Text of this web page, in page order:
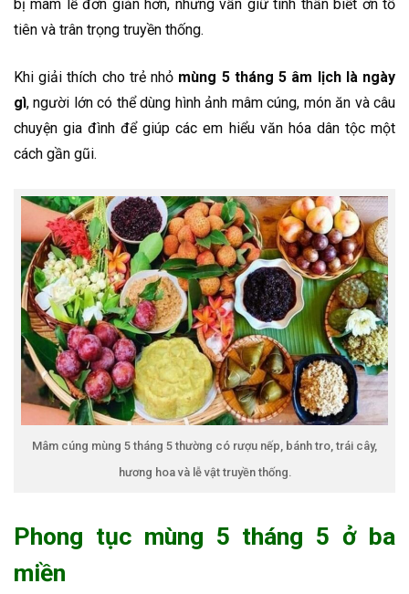
bị mâm lễ đơn giản hơn, nhưng vẫn giữ tinh thần biết ơn tổ
tiên và trân trọng truyền thống.
Khi giải thích cho trẻ nhỏ mùng 5 tháng 5 âm lịch là ngày
gì, người lớn có thể dùng hình ảnh mâm cúng, món ăn và câu
chuyện gia đình để giúp các em hiểu văn hóa dân tộc một
cách gần gũi.
Mâm cúng mùng 5 tháng 5 thường có rượu nếp, bánh tro, trái cây,
hương hoa và lễ vật truyền thống.
Phong tục mùng 5 tháng 5 ở ba
miền